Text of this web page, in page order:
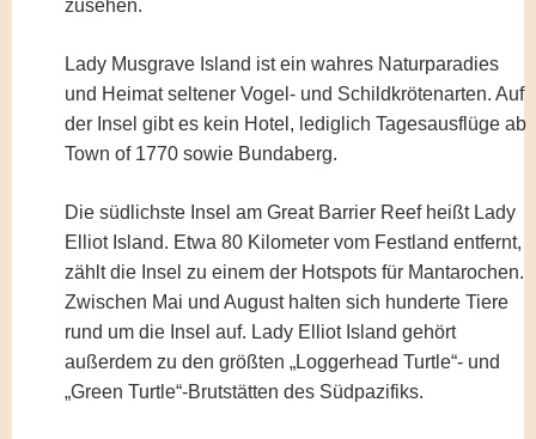
zusehen.
Lady Musgrave Island ist ein wahres Naturparadies
und Heimat seltener Vogel- und Schildkrötenarten. Auf
der Insel gibt es kein Hotel, lediglich Tagesausflüge ab
Town of 1770 sowie Bundaberg.
Die südlichste Insel am Great Barrier Reef heißt Lady
Elliot Island. Etwa 80 Kilometer vom Festland entfernt,
zählt die Insel zu einem der Hotspots für Mantarochen.
Zwischen Mai und August halten sich hunderte Tiere
rund um die Insel auf. Lady Elliot Island gehört
außerdem zu den größten „Loggerhead Turtle“- und
„Green Turtle“-Brutstätten des Südpazifiks.